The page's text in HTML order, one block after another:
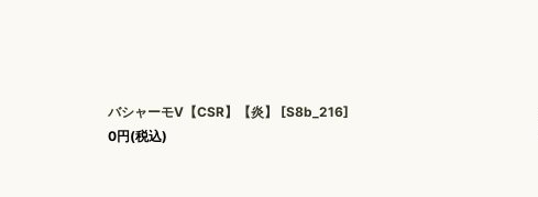
バシャーモV【CSR】【炎】 [S8b_216]
0円(税込)